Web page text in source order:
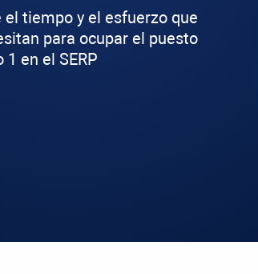
el tiempo y el esfuerzo que
para ocupar el puesto
1 en el SERP